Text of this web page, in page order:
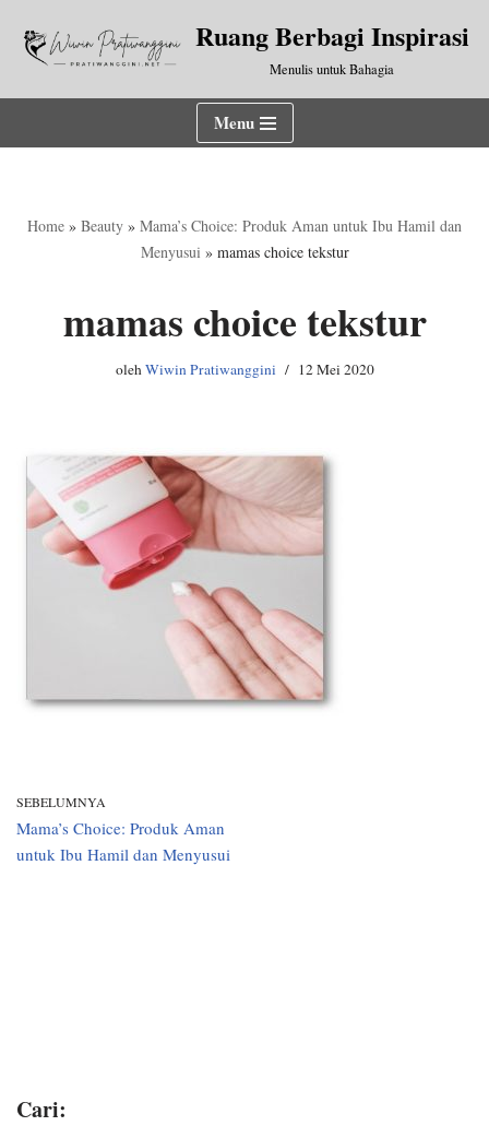
Lompat
Ruang Berbagi Inspirasi
Menulis untuk Bahagia
Menu
Home » Beauty » Mama’s Choice: Produk Aman untuk Ibu Hamil dan
Menyusui » mamas choice tekstur
mamas choice tekstur
olehWiwin Pratiwanggini 12 Mei 2020
SEBELUMNYA
Mama’s Choice: Produk Aman
untuk Ibu Hamil dan Menyusui
Cari: